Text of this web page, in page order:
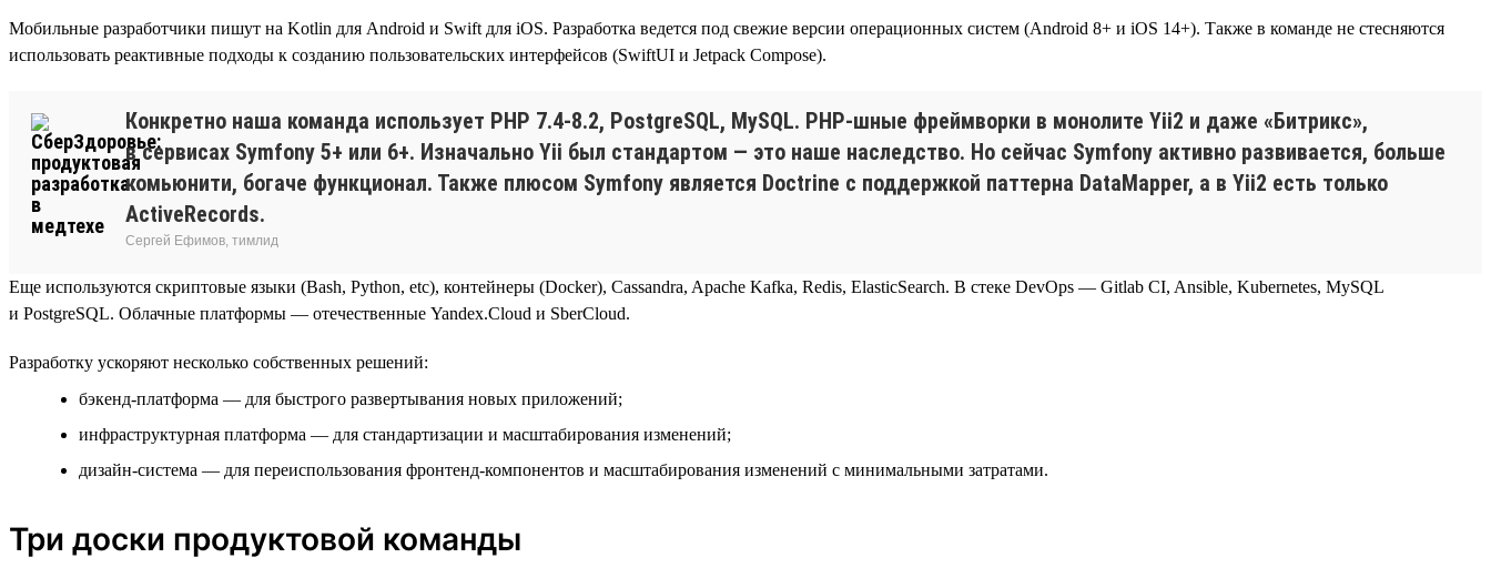
Мобильные разработчики пишут на Kotlin для Android и Swift для iOS. Разработка ведется под свежие версии операционных систем (Android 8+ и iOS 14+). Также в команде не стесняются
использовать реактивные подходы к созданию пользовательских интерфейсов (SwiftUI и Jetpack Compose).
Конкретно наша команда использует PHP 7.4‑8.2, PostgreSQL, MySQL. PHP-шные фреймворки в монолите Yii2 и даже «Битрикс»,
в сервисах Symfony 5+ или 6+. Изначально Yii был стандартом — это наше наследство. Но сейчас Symfony активно развивается, больше
комьюнити, богаче функционал. Также плюсом Symfony является Doctrine с поддержкой паттерна DataMapper, а в Yii2 есть только
ActiveRecords.
Сергей Ефимов, тимлид
Еще используются скриптовые языки (Bash, Python, etc), контейнеры (Docker), Cassandra, Apache Kafka, Redis, ElasticSearch. В стеке DevOps — Gitlab CI, Ansible, Kubernetes, MySQL
и PostgreSQL. Облачные платформы — отечественные Yandex.Cloud и SberCloud.
Разработку ускоряют несколько собственных решений:
бэкенд-платформа — для быстрого развертывания новых приложений;
инфраструктурная платформа — для стандартизации и масштабирования изменений;
дизайн-система — для переиспользования фронтенд-компонентов и масштабирования изменений с минимальными затратами.
Три доски продуктовой команды